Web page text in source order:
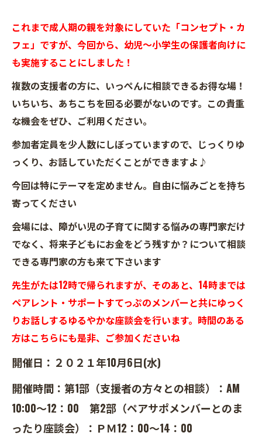
これまで成人期の親を対象にしていた「コンセプト・カ
フェ」ですが、今回から、幼児～小学生の保護者向けに
も実施することにしました！
複数の支援者の方に、いっぺんに相談できるお得な場！
いちいち、あちこちを回る必要がないのです。この貴重
な機会をぜひ、ご利用ください。
参加者定員を少人数にしぼっていますので、じっくりゆ
っくり、お話していただくことができますよ♪
今回は特にテーマを定めません。自由に悩みごとを持ち
寄ってください
会場には、障がい児の子育てに関する悩みの専門家だけ
でなく、将来子どもにお金をどう残すか？について相談
できる専門家の方も来て下さいます
先生がたは12時で帰られますが、そのあと、14時までは
ペアレント・サポートすてっぷのメンバーと共にゆっく
りお話しするゆるやかな座談会を行います。時間のある
方はこちらにも是非、ご参加くださいね
開催日：２０２１年10月6日(水)
開催時間：第1部（支援者の方々との相談）：AM
10:00～12：00 第2部（ペアサポメンバーとのま
ったり座談会）：ＰＭ12：00～14：00